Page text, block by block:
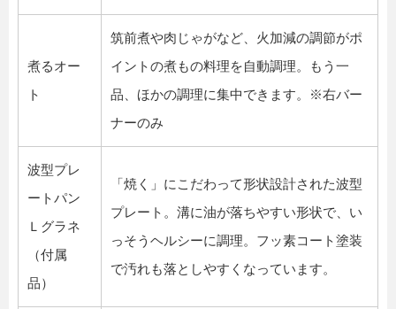
煮るオー
ト
筑前煮や肉じゃがなど、火加減の調節がポ
イントの煮もの料理を自動調理。もう一
品、ほかの調理に集中できます。※右バー
ナーのみ
波型プレ
ートパン
Ｌグラネ
（付属
品）
「焼く」にこだわって形状設計された波型
プレート。溝に油が落ちやすい形状で、い
っそうヘルシーに調理。フッ素コート塗装
で汚れも落としやすくなっています。